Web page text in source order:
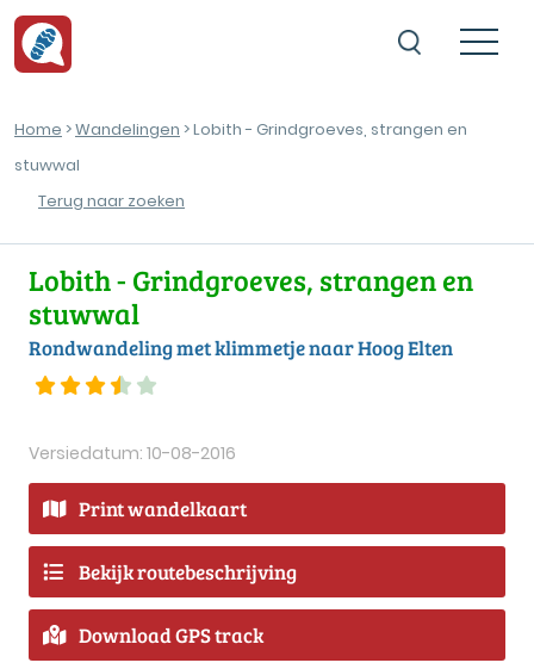
Home >Wandelingen > Lobith - Grindgroeves, strangen en
stuwwal
Terug naar zoeken
Lobith - Grindgroeves, strangen en
stuwwal
Rondwandeling met klimmetje naar Hoog Elten
Versiedatum: 10-08-2016
Print wandelkaart
Bekijk routebeschrijving
Download GPS track